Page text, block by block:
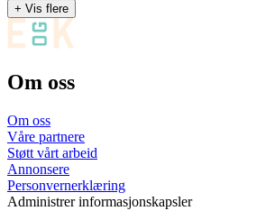
+ Vis flere
Om oss
Om oss
Våre partnere
Støtt vårt arbeid
Annonsere
Personvernerklæring
Administrer informasjonskapsler